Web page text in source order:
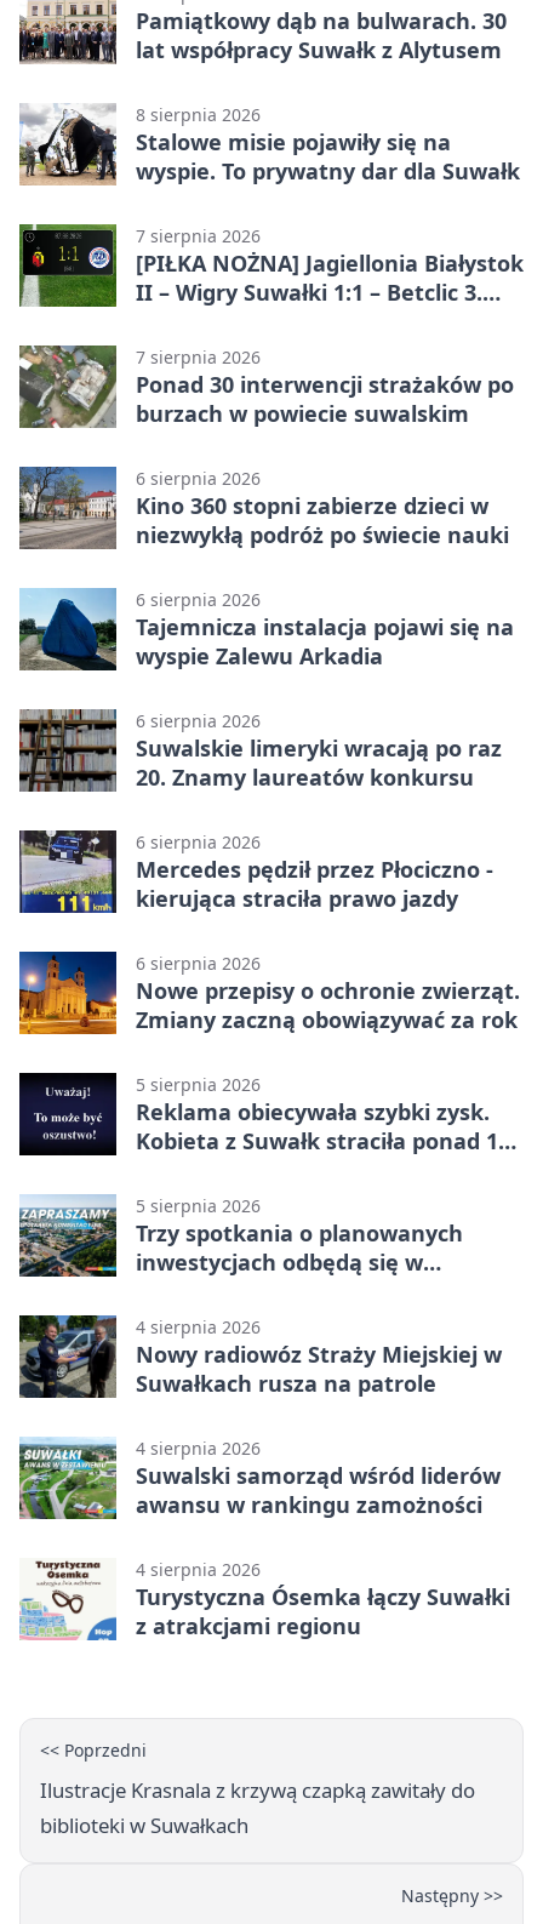
Pamiątkowy dąb na bulwarach. 30
lat współpracy Suwałk z Alytusem
8 sierpnia 2026
Stalowe misie pojawiły się na
wyspie. To prywatny dar dla Suwałk
7 sierpnia 2026
[PIŁKA NOŻNA] Jagiellonia Białystok
II – Wigry Suwałki 1:1 – Betclic 3.
7 sierpnia 2026
Ponad 30 interwencji strażaków po
burzach w powiecie suwalskim
6 sierpnia 2026
Kino 360 stopni zabierze dzieci w
niezwykłą podróż po świecie nauki
6 sierpnia 2026
Tajemnicza instalacja pojawi się na
wyspie Zalewu Arkadia
6 sierpnia 2026
Suwalskie limeryki wracają po raz
20. Znamy laureatów konkursu
6 sierpnia 2026
Mercedes pędził przez Płociczno -
kierująca straciła prawo jazdy
6 sierpnia 2026
Nowe przepisy o ochronie zwierząt.
Zmiany zaczną obowiązywać za rok
5 sierpnia 2026
Reklama obiecywała szybki zysk.
Kobieta z Suwałk straciła ponad 190
5 sierpnia 2026
Trzy spotkania o planowanych
inwestycjach odbędą się w
4 sierpnia 2026
Nowy radiowóz Straży Miejskiej w
Suwałkach rusza na patrole
4 sierpnia 2026
Suwalski samorząd wśród liderów
awansu w rankingu zamożności
4 sierpnia 2026
Turystyczna Ósemka łączy Suwałki
z atrakcjami regionu
<< Poprzedni
Ilustracje Krasnala z krzywą czapką zawitały do
biblioteki w Suwałkach
Następny >>